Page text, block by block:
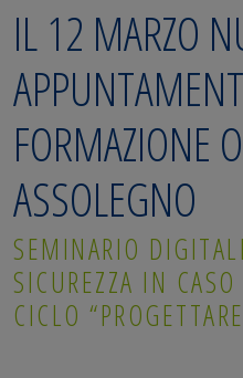
IL 12 MARZO
FORMAZIONE
ASSOLEGNO
SEMINARIO
SICUREZZA IN
CICLO